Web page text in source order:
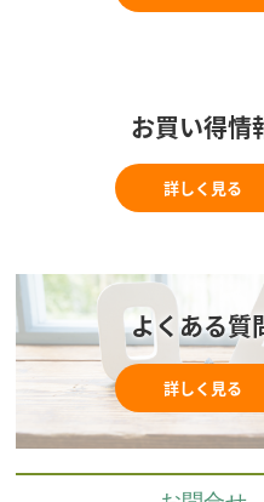
お買い得情
詳しく見る
よくある質
詳しく見る